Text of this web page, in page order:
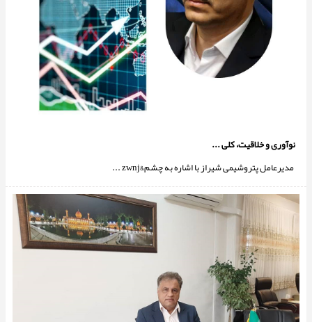
نوآوری و خلاقیت، کلی ...
مدیرعامل پتروشیمی شیراز با اشاره به چشم&zwnj ...